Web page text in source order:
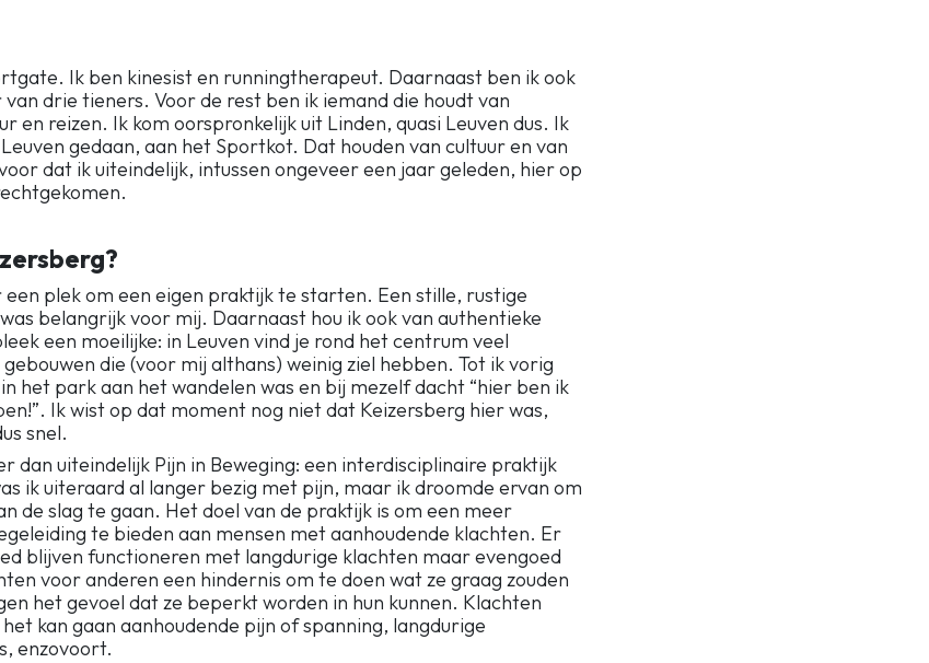
Ik ben kinesist en runningtherapeut. Daarnaast ben ik ook
drie tieners. Voor de rest ben ik iemand die houdt van
en reizen. Ik kom oorspronkelijk uit Linden, quasi Leuven dus. Ik
gedaan, aan het Sportkot. Dat houden van cultuur en van
dat ik uiteindelijk, intussen ongeveer een jaar geleden, hier op
een plek om een eigen praktijk te starten. Een stille, rustige
belangrijk voor mij. Daarnaast hou ik ook van authentieke
een moeilijke: in Leuven vind je rond het centrum veel
die (voor mij althans) weinig ziel hebben. Tot ik vorig
het park aan het wandelen was en bij mezelf dacht “hier ben ik
Ik wist op dat moment nog niet dat Keizersberg hier was,
snel.
dan uiteindelijk Pijn in Beweging: een interdisciplinaire praktijk
ik uiteraard al langer bezig met pijn, maar ik droomde ervan om
de slag te gaan. Het doel van de praktijk is om een meer
te bieden aan mensen met aanhoudende klachten. Er
blijven functioneren met langdurige klachten maar evengoed
voor anderen een hindernis om te doen wat ze graag zouden
het gevoel dat ze beperkt worden in hun kunnen. Klachten
kan gaan aanhoudende pijn of spanning, langdurige
enzovoort.